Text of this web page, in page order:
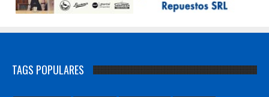
TAGS POPULARES